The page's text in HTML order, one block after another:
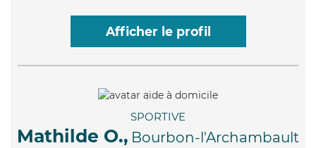
Afficher le profil
SPORTIVE
Mathilde O., Bourbon-l'Archambault